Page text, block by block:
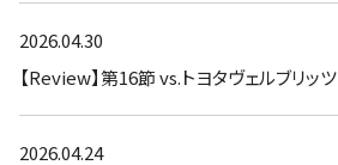
2026.04.30
【Review】第16節 vs.トヨタヴェルブリッツ
2026.04.24